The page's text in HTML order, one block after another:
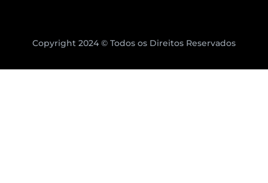
Copyright 2024 © Todos os Direitos Reservados